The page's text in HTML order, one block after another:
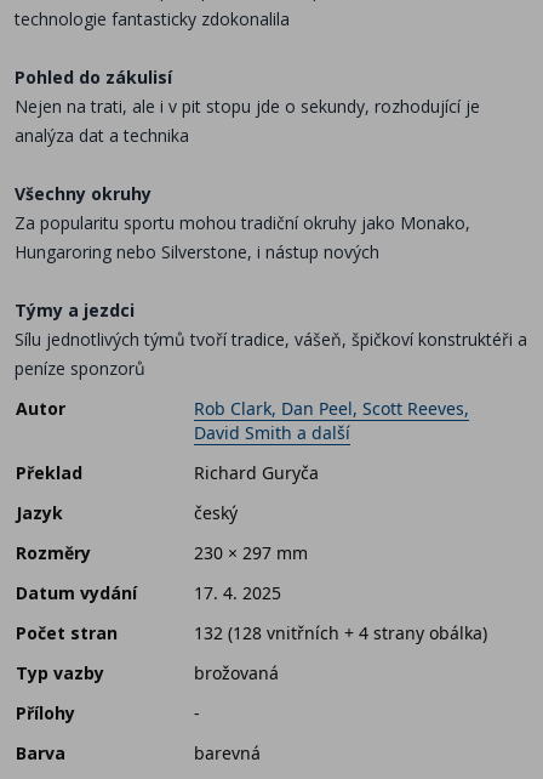
technologie fantasticky zdokonalila
Pohled do zákulisí
Nejen na trati, ale i v pit stopu jde o sekundy, rozhodující je
analýza dat a technika
Všechny okruhy
Za popularitu sportu mohou tradiční okruhy jako Monako,
Hungaroring nebo Silverstone, i nástup nových
Týmy a jezdci
Sílu jednotlivých týmů tvoří tradice, vášeň, špičkoví konstruktéři a
peníze sponzorů
Autor
Rob Clark, Dan Peel, Scott Reeves,
David Smith a další
Překlad
Richard Guryča
Jazyk
český
Rozměry
230 × 297 mm
Datum vydání
17. 4. 2025
Počet stran
132 (128 vnitřních + 4 strany obálka)
Typ vazby
brožovaná
Přílohy
-
Barva
barevná